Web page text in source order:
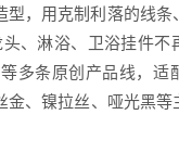
，用克制利落的线条
、淋浴、卫浴挂件不
多条原创产品线，适
、镍拉丝、哑光黑等